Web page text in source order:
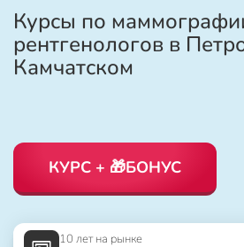
Курсы по
рентгенологов в
Камчатском
КУРС + 🎁БОНУС
10 лет на рынке